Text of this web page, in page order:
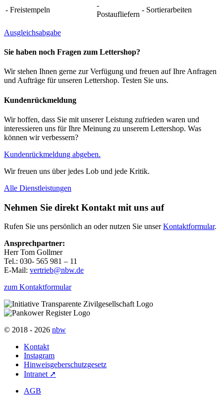
- Freistempeln
-
Postaufliefern
- Sortierarbeiten
Ausgleichsabgabe
Sie haben noch Fragen zum Lettershop?
Wir stehen Ihnen gerne zur Verfügung und freuen auf Ihre Anfragen
und Aufträge für unseren Lettershop. Testen Sie uns.
Kundenrückmeldung
Wir hoffen, dass Sie mit unserer Leistung zufrieden waren und
interessieren uns für Ihre Meinung zu unserem Lettershop. Was
können wir verbessern?
Kundenrückmeldung abgeben.
Wir freuen uns über jedes Lob und jede Kritik.
Alle Dienstleistungen
Nehmen Sie direkt Kontakt mit uns auf
Rufen Sie uns persönlich an oder nutzen Sie unserKontaktformular.
Ansprechpartner:
Herr Tom Gollmer
Tel.: 030- 565 981 – 11
E-Mail: vertrieb@nbw.de
zum Kontaktformular
© 2018 - 2026 nbw
Kontakt
Instagram
Hinweisgeberschutzgesetz
Intranet ➚
AGB